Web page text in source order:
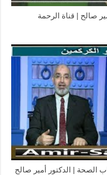
صالح | قناة الرحمة
الصحة | الدكتور أمير صالح